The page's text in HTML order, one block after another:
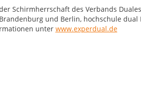
Schirmherrschaft des Verbands
und Berlin, hochschule dual
unter www.experdual.de